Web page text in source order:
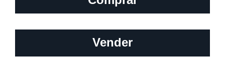
Vender